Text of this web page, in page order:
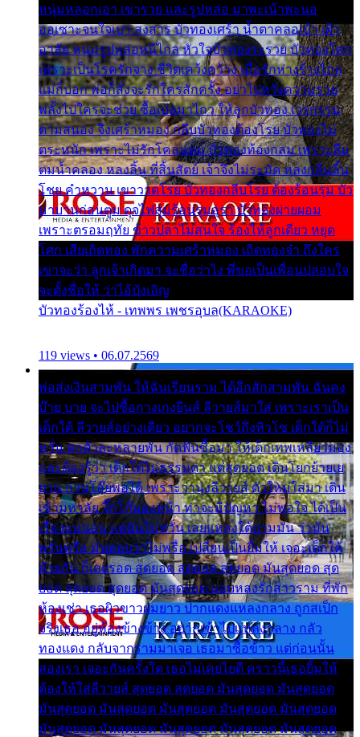
หนุ่มหลอกเอา เขารวย และรูปหล่อ มาพะเน้าพะนอ
ออเซาะจนใจเบา สงสาร บัวทองเศร้า น้ำตาคลอเบ้า เฝ้า
อาลัย หนุ่มรูปหล่อหนีไกล หัวใจบัวทองระรวย บัวทองโศก
เพราะเป็นโรครักจาง ชีวิตเคว้งคว้าง เมื่อรักห่างร้างไกล
แม่ก็บอก พ่อก็สั่งจะรักใครสักครั้ง อย่าไปหวังความรวย
พลั้งไปใครจะช่วย ซื้อเปลมาไกว ให้ลูกบัวทอง เวรกรรม
ตามสนอง จึงเศร้าหมอง กลีบบัวทองต้องโรย บัวทองไม่
ตระหนัก เพราะไม่รักโคลนตม บัวทองท้องกลม เพราะลืม
ตมน้ำคลอง หลงลิ้น ที่สิ้นสัตย์ เจ้าจึงไม่ระมัด หลงกลิ่นลิ้น
โชย คำหวาน เขาวาดโรย บัวทองกลีบโรย ต้องร้อนรุม บัว
มาบานก่อนตูม ดุจไฟสุมร้อนรุมอุรา บัวทองผ่ายผอม
เพราะตรอมฤทัย ข้าวปลาไม่สนใจ ร้องไห้ลูกเดียว หยุด
โศก เสียเถิดทอง พักความเศร้าหมอง เถิดทองจ๋า ถึงใคร
เขาจะว่า ลูกเจ้าเกิดมา จะชื่อว่าไง พี่ขอเป็นเพื่อนปลอบใจ
จะตั้งชื่อให้ ว่าไอ้บังเอิญ
บัวทองร้องไห้ - เทพพร เพชรอุบล(KARAOKE)
119 views • 06.07.2569
พ่อส่งเงินสามพัน ให้ฉันเรียนราม ได้อีกสักสามพัน ฉันคง
บ๊าย บาย จะไปซื้อกางเกงยีนส์ ลีวายส์มาใส่ เพราะเราเป็น
เด็กใต้ ลีวายส์อย่างเดียว อยากจะโชว์ถึงหิวโซ เด็กใต้ก็ไม่
หวั่น ตกตัวละหลายพัน กัดฟันซื้อมา ให้เด็กเทพเหลียวมอง
และต้องรู้ว่า เด็กใต้ไม่ธรรมดา แต่สุดยอด เดินโยกย้ายเย
ยวน กวนโอ๊ยพอได้ เพราะว่านุ่งลีวายส์ ตัวใหม่ใส่มา เดิน
เข้ามหาลัย จิ๊กโก๊มองหน้า ท่าจะมีปัญหา ไม่พอใจ ได้เป็น
เรื่องแน่นอน แต่ฉันไม่หวั่น เลยแหลงใต้ถามมัน ว่ามัน
พรั่นพรือ มันตอบว่าไม่พรื่อ เปลี่ยนเป็นยิ้มให้ เจอะเด็กใต้
ด้วยกัน ก็เลยรอด สุดยอด สุดยอด สุดยอด มันสุดยอด สุด
ยอด สุดยอด สุดยอด มันสุดยอด แอบหลงรักสาวราม ที่พัก
ห้องเช่า เธอผิวขาวผมยาว ปากแดงแหลงกลาง ถูกสเป็ก
จริงเธอ อยู่ห้องข้างข้าง อยากเข้าไปแหลงกลาง กลัว
ทองแดง กลับจากรามมาเจอ เธอมาซื้อข้าว แต่ก่อนนั้น
สองเรา เจอะกันครั้งใด เธอไม่เคยไยดี คราวนี้เธอยิ้มให้
ต้องให้ใส่ลีวายส์ สุดยอด สุดยอด มันสุดยอด มันสุดยอด
มันสุดยอด มันสุดยอด มันสุดยอด มันสุดยอด มันสุดยอด
มันสุดยอด มันสุดยอด มันสุดยอด มันสุดยอด มันสุดยอด